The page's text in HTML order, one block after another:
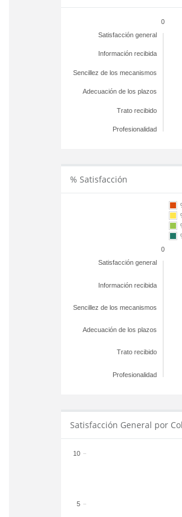
0
Satisfacción general
Información recibida
Sencillez de los mecanismos
Adecuación de los plazos
Trato recibido
Profesionalidad
% Satisfacción
0
Satisfacción general
Información recibida
Sencillez de los mecanismos
Adecuación de los plazos
Trato recibido
Profesionalidad
Satisfacción General por
5
10